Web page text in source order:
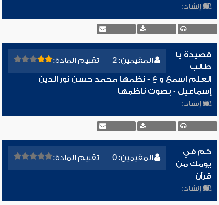
إنشاد:
المقيمين: 2 تقييم المادة:
قصيدة يا
طالب
العلم اسمع و ع - نظمها محمد حسن نور الدين
إسماعيل - بصوت ناظمها
إنشاد:
المقيمين: 0 تقييم المادة:
كم في
يومك من
قرآن
إنشاد: